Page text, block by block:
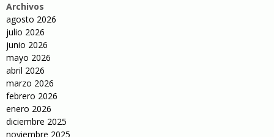
Archivos
agosto 2026
julio 2026
junio 2026
mayo 2026
abril 2026
marzo 2026
febrero 2026
enero 2026
diciembre 2025
noviembre 2025